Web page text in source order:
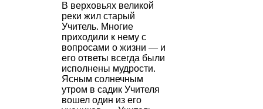
В верховьях великой
реки жил старый
Учитель. Многие
приходили к нему с
вопросами о жизни — и
его ответы всегда были
исполнены мудрости.
Ясным солнечным
утром в садик Учителя
вошел один из его